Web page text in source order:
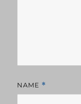
NAME *